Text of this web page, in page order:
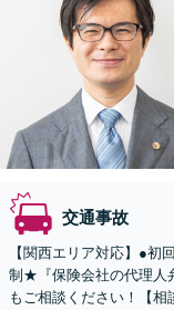
交通事故
【関西エリア対応】●初
制★『保険会社の代理人
もご相談ください！【相